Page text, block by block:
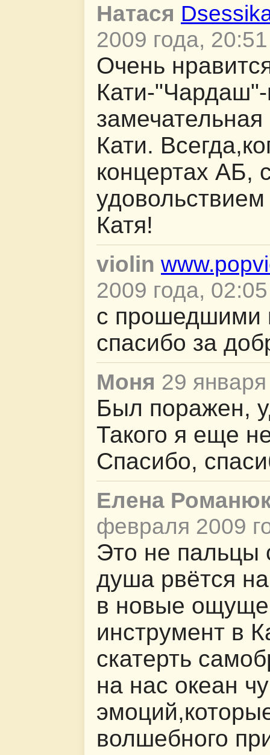
Натася
2009 года, 20:51
Очень
Кати-"Чардаш"-
Кати.
концертах АБ,
Катя!
violin
2009 года, 02:05
c прошедшими
спасибо за
Моня 29
Был поражен,
Такого я еще
Спасибо,
Елена
февраля 2009
Это не пальцы
душа рвётся
в новые
инструмент в
скатерть
на нас океан
волшебного